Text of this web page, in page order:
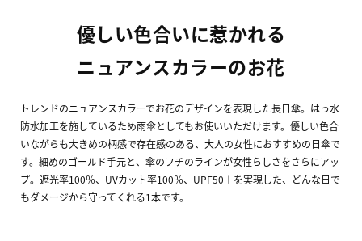
優しい色合いに惹かれる
ニュアンスカラーのお花
トレンドのニュアンスカラーでお花のデザインを表現した長日傘。はっ水
防水加工を施しているため雨傘としてもお使いいただけます。優しい色合
いながらも大きめの柄感で存在感のある、大人の女性におすすめの日傘で
す。細めのゴールド手元と、傘のフチのラインが女性らしさをさらにアッ
プ。遮光率100％、UVカット率100％、UPF50＋を実現した、どんな日で
もダメージから守ってくれる1本です。